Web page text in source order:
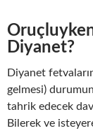
Diyanet?
Diyanet
gelmesi)
tahrik edecek
Bilerek ve